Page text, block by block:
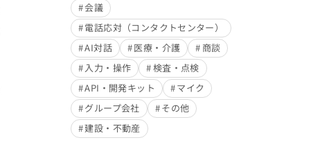
会議
電話応対（コンタクトセンター）
AI対話
医療・介護
商談
入力・操作
検査・点検
API・開発キット
マイク
グループ会社
その他
建設・不動産